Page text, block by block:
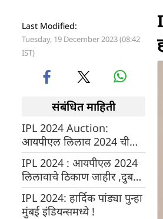
Last Modified:
Tuesday, 19 December 2023 (08:42
IST)
संबंधित माहिती
IPL 2024 Auction:
आयपीएल लिलाव 2024 ची
अंतिम यादी जाहीर, 333
खेळाडूची निवड
IPL 2024 : आयपीएल 2024
लिलावाचे ठिकाण जाहीर ,दुबई
येथे लिलाव होणार
IPL 2024: हार्दिक पांड्या पुन्हा
मुंबई इंडियन्समध्ये !